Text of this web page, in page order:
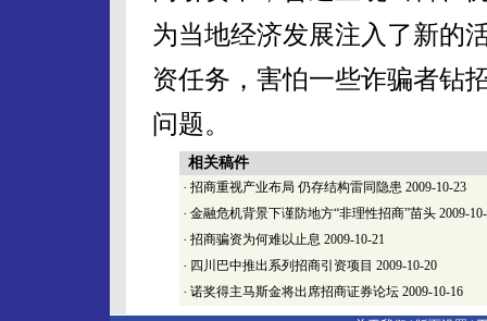
为当地经济发展注入了新的
资任务，害怕一些诈骗者钻
问题。
相关稿件
· 招商重视产业布局 仍存结构雷同隐患 2009-10-23
· 金融危机背景下谨防地方“非理性招商”苗头 2009-
· 招商骗资为何难以止息 2009-10-21
· 四川巴中推出系列招商引资项目 2009-10-20
· 诺奖得主马斯金将出席招商证券论坛 2009-10-16